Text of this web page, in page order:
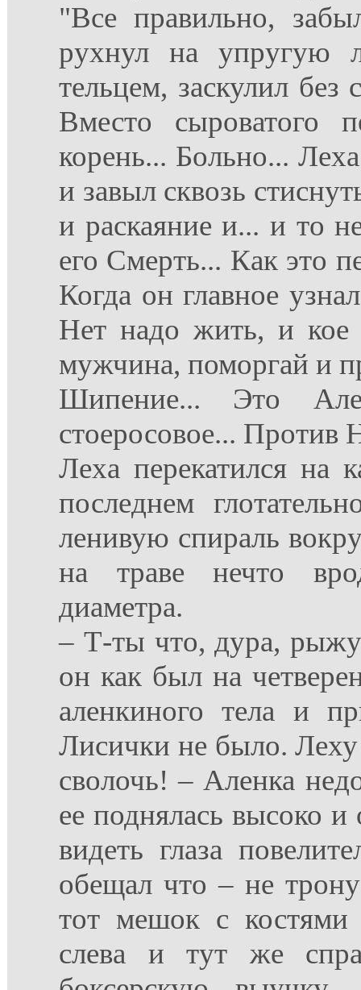
"Все правильно,
рухнул на упругую
тельцем, заскулил без
Вместо сыроватого
корень... Больно...
и завыл сквозь
и раскаяние и... и то
его Смерть... Как это
Когда он главное
Нет надо жить, и кое
мужчина, поморгай и
Шипение... Это
стоеросовое... Против
Леха перекатился на
последнем
ленивую спираль
на траве нечто
диаметра.
– Т-ты что, дура,
он как был на
аленкиного тела и
Лисички не было.
сволочь! – Аленка
ее поднялась высоко
видеть глаза
обещал что – не
тот мешок с костями
слева и тут же